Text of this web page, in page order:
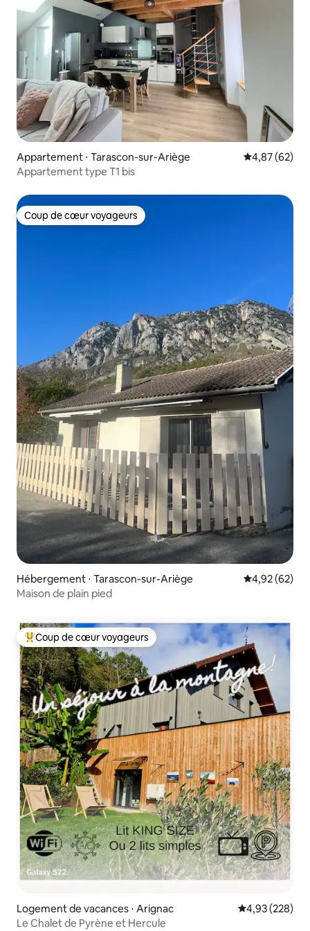
Appartement ⋅ Tarascon-sur-Ariège Évaluation
4,87 (62)
Appartement type T1 bis
Coup de cœur voyageurs
Coup de cœur voyageurs
Hébergement ⋅ Tarascon-sur-Ariège Évaluation
4,92 (62)
Maison de plain pied
Coups de cœur voyageurs les plus appréciés
Coup de cœur voyageurs
Logement de vacances ⋅ Arignac Évaluation
4,93 (228)
Le Chalet de Pyrène et Hercule